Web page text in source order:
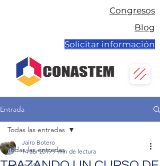
Congresos
Blog
Solicitar información
Entrada
Todas las entradas
Todas las entradas
Jairo Botero
14 abr 2019 7 min de lectura